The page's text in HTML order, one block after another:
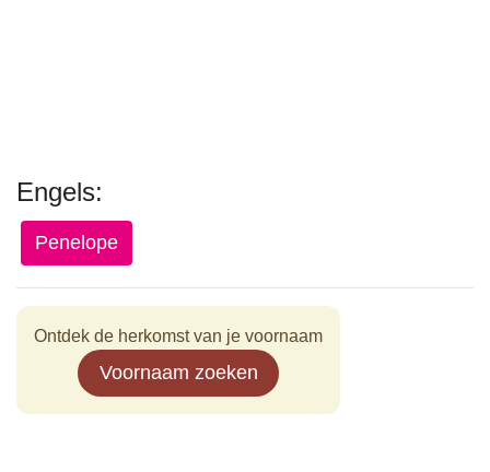
Engels:
Penelope
Ontdek de herkomst van je voornaam
Voornaam zoeken